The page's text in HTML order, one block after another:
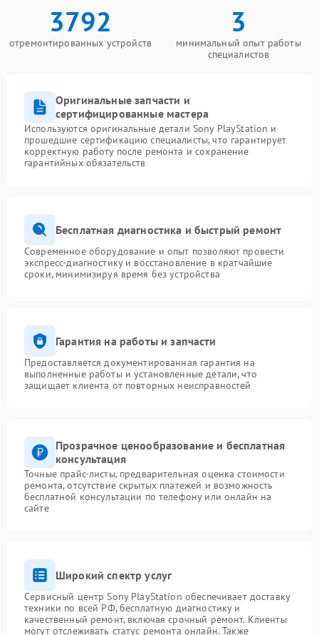
3792
отремонтированных устройств
3
минимальный опыт работы
специалистов
Оригинальные запчасти и
сертифицированные мастера
Используются оригинальные детали Sony PlayStation и
прошедшие сертификацию специалисты, что гарантирует
корректную работу после ремонта и сохранение
гарантийных обязательств
Бесплатная диагностика и быстрый ремонт
Современное оборудование и опыт позволяют провести
экспресс-диагностику и восстановление в кратчайшие
сроки, минимизируя время без устройства
Гарантия на работы и запчасти
Предоставляется документированная гарантия на
выполненные работы и установленные детали, что
защищает клиента от повторных неисправностей
Прозрачное ценообразование и бесплатная
консультация
Точные прайс-листы, предварительная оценка стоимости
ремонта, отсутствие скрытых платежей и возможность
бесплатной консультации по телефону или онлайн на
сайте
Широкий спектр услуг
Сервисный центр Sony PlayStation обеспечивает доставку
техники по всей РФ, бесплатную диагностику и
качественный ремонт, включая срочный ремонт. Клиенты
могут отслеживать статус ремонта онлайн. Также